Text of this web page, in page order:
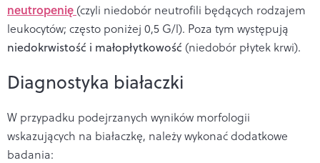
neutropenię (czyli niedobór neutrofili będących rodzajem
leukocytów; często poniżej 0,5 G/l). Poza tym występują
niedokrwistość i małopłytkowość (niedobór płytek krwi).
Diagnostyka białaczki
W przypadku podejrzanych wyników morfologii
wskazujących na białaczkę, należy wykonać dodatkowe
badania: